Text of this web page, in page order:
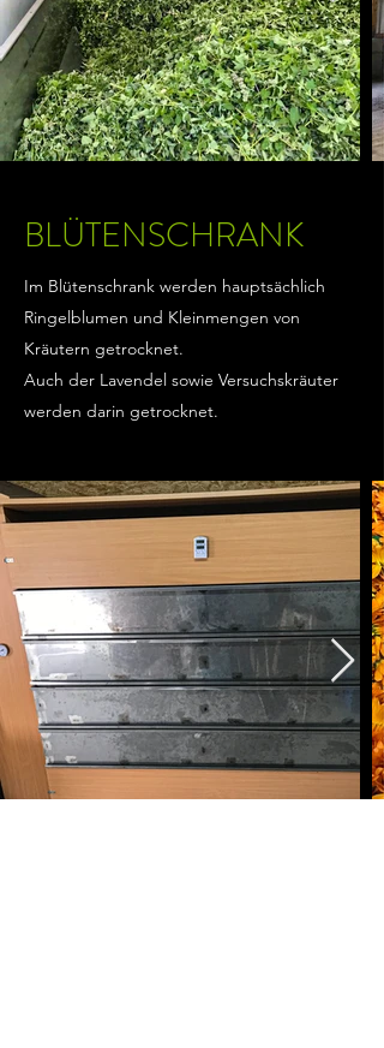
BLÜTENSCHRANK
Im Blütenschrank werden hauptsächlich
Ringelblumen und Kleinmengen von
Kräutern getrocknet.
Auch der Lavendel sowie Versuchskräuter
werden darin getrocknet.